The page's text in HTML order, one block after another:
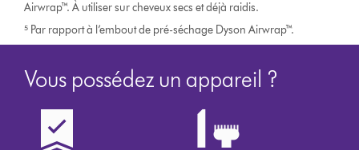
Airwrap™. À utiliser sur cheveux secs et déjà raidis.
⁵ Par rapport à l’embout de pré-séchage Dyson Airwrap™.
Vous possédez un appareil ?